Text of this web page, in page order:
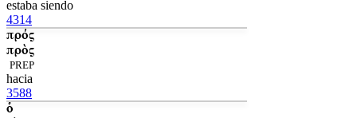
estaba siendo
4314
πρός
πρὸς
PREP
hacia
3588
ὁ